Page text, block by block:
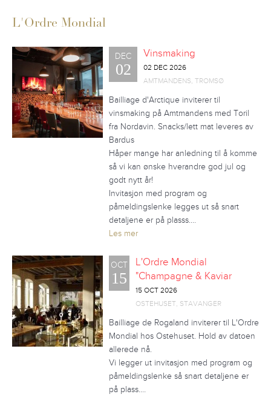
L'Ordre Mondial
DEC
02
Vinsmaking
02 DEC 2026
AMTMANDENS, TROMSØ
Bailliage d'Arctique inviterer til
vinsmaking på Amtmandens med Toril
fra Nordavin. Snacks/lett mat leveres av
Bardus
Håper mange har anledning til å komme
så vi kan ønske hverandre god jul og
godt nytt år!
Invitasjon med program og
påmeldingslenke legges ut så snart
detaljene er på plasss.…
Les mer
OCT
15
L'Ordre Mondial
"Champagne & Kaviar
15 OCT 2026
OSTEHUSET, STAVANGER
Bailliage de Rogaland inviterer til L'Ordre
Mondial hos Ostehuset. Hold av datoen
allerede nå.
Vi legger ut invitasjon med program og
påmeldingslenke så snart detaljene er
på plass.…